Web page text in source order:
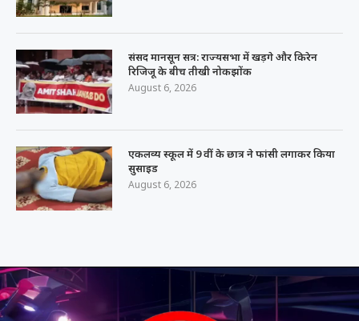
संसद मानसून सत्र: राज्यसभा में खड़गे और किरेन
रिजिजू के बीच तीखी नोकझोंक
August 6, 2026
एकलव्य स्कूल में 9 वीं के छात्र ने फांसी लगाकर किया
सुसाइड
August 6, 2026